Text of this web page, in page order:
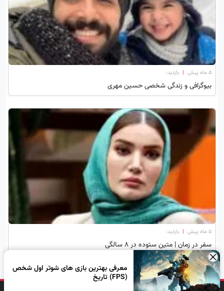
۵ ماه پیش | بازدید:
بیوگرافی و زندگی شخصی حسین مهری
۵ ماه پیش | بازدید:
سفر در زمان | متین ستوده در 8 سالگی
×
معرفی بهترین بازی های شوتر اول شخص
(FPS) تاریخ